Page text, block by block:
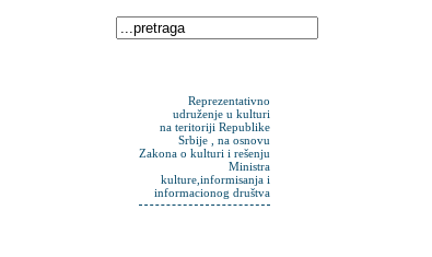
Reprezentativno
udruženje u kulturi
na teritoriji Republike
Srbije , na osnovu
Zakona o kulturi i rešenju
Ministra
kulture,informisanja i
informacionog društva